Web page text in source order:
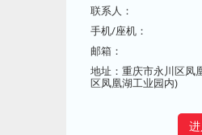
联系人：
手机/座机：
邮箱：
地址：重庆市永川区凤
区凤凰湖工业园内)